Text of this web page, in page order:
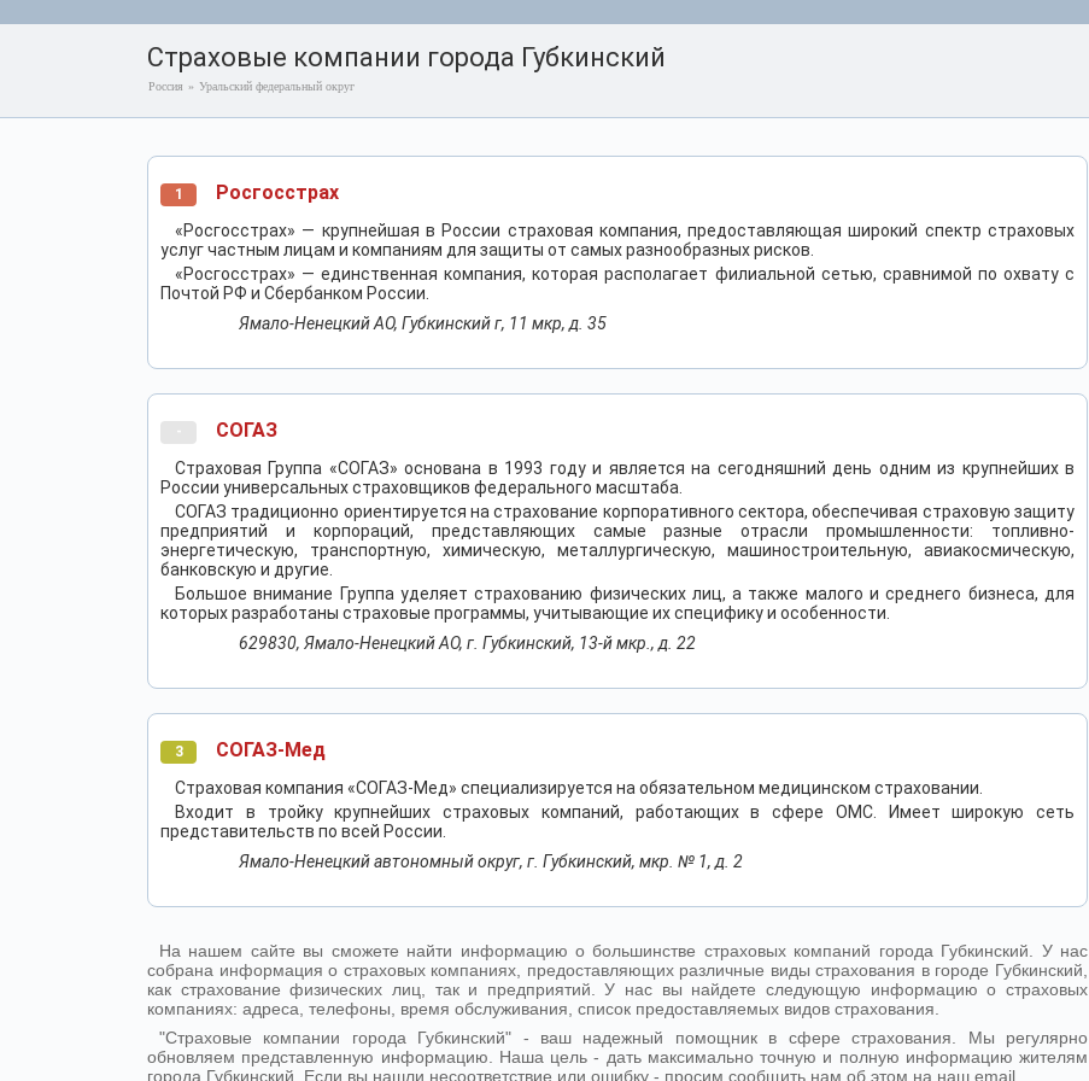
Страховые компании города Губкинский
Россия » Уральский федеральный округ
1 Росгосстрах
«Росгосстрах» — крупнейшая в России страховая компания, предоставляющая широкий спектр страховых
услуг частным лицам и компаниям для защиты от самых разнообразных рисков.
«Росгосстрах» — единственная компания, которая располагает филиальной сетью, сравнимой по охвату с
Почтой РФ и Сбербанком России.
Ямало-Ненецкий АО, Губкинский г, 11 мкр, д. 35
- СОГАЗ
Страховая Группа «СОГАЗ» основана в 1993 году и является на сегодняшний день одним из крупнейших в
России универсальных страховщиков федерального масштаба.
СОГАЗ традиционно ориентируется на страхование корпоративного сектора, обеспечивая страховую защиту
предприятий и корпораций, представляющих самые разные отрасли промышленности: топливно-
энергетическую, транспортную, химическую, металлургическую, машиностроительную, авиакосмическую,
банковскую и другие.
Большое внимание Группа уделяет страхованию физических лиц, а также малого и среднего бизнеса, для
которых разработаны страховые программы, учитывающие их специфику и особенности.
629830, Ямало-Ненецкий АО, г. Губкинский, 13-й мкр., д. 22
3 СОГАЗ-Мед
Страховая компания «СОГАЗ-Мед» специализируется на обязательном медицинском страховании.
Входит в тройку крупнейших страховых компаний, работающих в сфере ОМС. Имеет широкую сеть
представительств по всей России.
Ямало-Ненецкий автономный округ, г. Губкинский, мкр. № 1, д. 2
На нашем сайте вы сможете найти информацию о большинстве страховых компаний города Губкинский. У нас
собрана информация о страховых компаниях, предоставляющих различные виды страхования в городе Губкинский,
как страхование физических лиц, так и предприятий. У нас вы найдете следующую информацию о страховых
компаниях: адреса, телефоны, время обслуживания, список предоставляемых видов страхования.
"Страховые компании города Губкинский" - ваш надежный помощник в сфере страхования. Мы регулярно
обновляем представленную информацию. Наша цель - дать максимально точную и полную информацию жителям
города Губкинский. Если вы нашли несоответствие или ошибку - просим сообщить нам об этом на наш email.